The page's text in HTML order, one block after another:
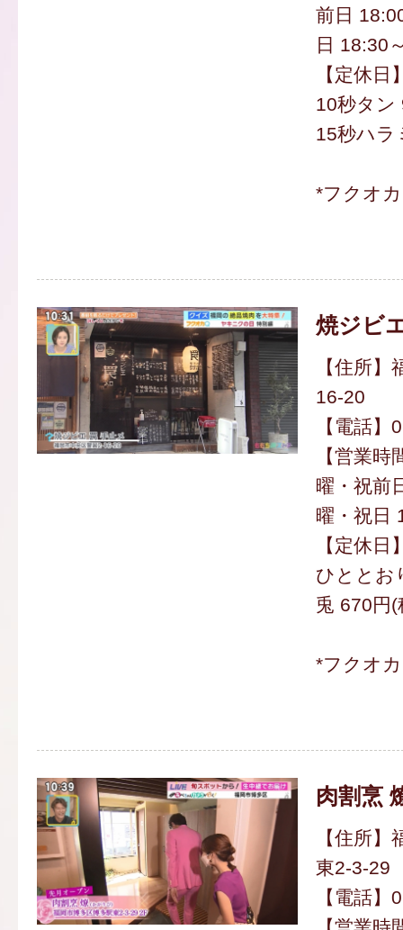
前日
日 18:30
【定休日
10秒タン
15秒ハラ
*フクオ
焼ジビ
【住所
16-20
【電話
【営業
曜・祝前
曜・祝日
【定休日
ひととお
兎 670円(
*フクオ
肉割烹
【住所
東2-3-29
【電話